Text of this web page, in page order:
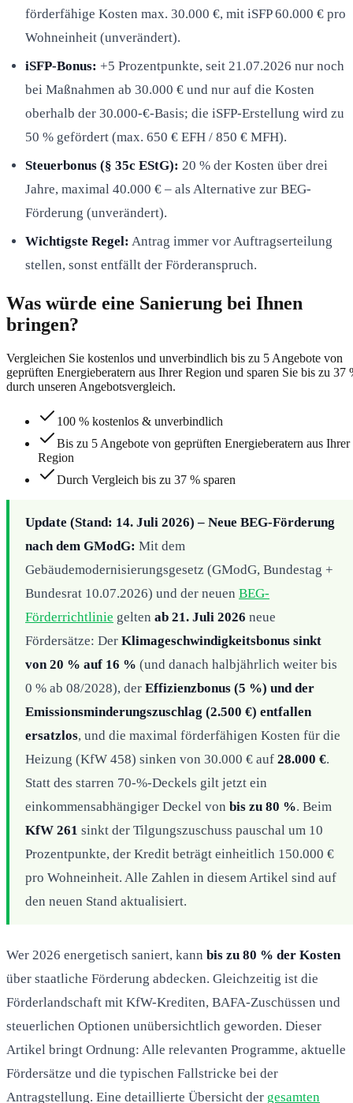
förderfähige Kosten max. 30.000 €, mit iSFP 60.000 € pro
Wohneinheit (unverändert).
iSFP-Bonus: +5 Prozentpunkte, seit 21.07.2026 nur noch
bei Maßnahmen ab 30.000 € und nur auf die Kosten
oberhalb der 30.000-€-Basis; die iSFP-Erstellung wird zu
50 % gefördert (max. 650 € EFH / 850 € MFH).
Steuerbonus (§ 35c EStG): 20 % der Kosten über drei
Jahre, maximal 40.000 € – als Alternative zur BEG-
Förderung (unverändert).
Wichtigste Regel: Antrag immer vor Auftragserteilung
stellen, sonst entfällt der Förderanspruch.
Was würde eine Sanierung bei Ihnen
bringen?
Vergleichen Sie kostenlos und unverbindlich bis zu 5 Angebote von
geprüften Energieberatern aus Ihrer Region und sparen Sie bis zu 37
durch unseren Angebotsvergleich.
100 % kostenlos & unverbindlich
Bis zu 5 Angebote von geprüften Energieberatern aus Ihrer
Region
Durch Vergleich bis zu 37 % sparen
Update (Stand: 14. Juli 2026) – Neue BEG-Förderung
nach dem GModG: Mit dem
Gebäudemodernisierungsgesetz (GModG, Bundestag +
Bundesrat 10.07.2026) und der neuen BEG-
Förderrichtlinie gelten ab 21. Juli 2026 neue
Fördersätze: Der Klimageschwindigkeitsbonus sinkt
von 20 % auf 16 % (und danach halbjährlich weiter bis
0 % ab 08/2028), der Effizienzbonus (5 %) und der
Emissionsminderungszuschlag (2.500 €) entfallen
ersatzlos, und die maximal förderfähigen Kosten für die
Heizung (KfW 458) sinken von 30.000 € auf 28.000 €.
Statt des starren 70-%-Deckels gilt jetzt ein
einkommensabhängiger Deckel von bis zu 80 %. Beim
KfW 261 sinkt der Tilgungszuschuss pauschal um 10
Prozentpunkte, der Kredit beträgt einheitlich 150.000 €
pro Wohneinheit. Alle Zahlen in diesem Artikel sind auf
den neuen Stand aktualisiert.
Wer 2026 energetisch saniert, kann bis zu 80 % der Kosten
über staatliche Förderung abdecken. Gleichzeitig ist die
Förderlandschaft mit KfW-Krediten, BAFA-Zuschüssen und
steuerlichen Optionen unübersichtlich geworden. Dieser
Artikel bringt Ordnung: Alle relevanten Programme, aktuelle
Fördersätze und die typischen Fallstricke bei der
Antragstellung. Eine detaillierte Übersicht der gesamten